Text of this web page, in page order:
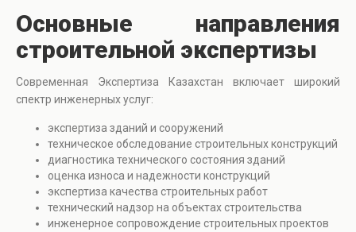
Основные направления
строительной экспертизы
Современная Экспертиза Казахстан включает широкий
спектр инженерных услуг:
экспертиза зданий и сооружений
техническое обследование строительных конструкций
диагностика технического состояния зданий
оценка износа и надежности конструкций
экспертиза качества строительных работ
технический надзор на объектах строительства
инженерное сопровождение строительных проектов